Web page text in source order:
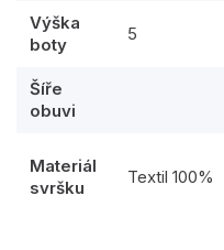
Výška
boty
5
Šíře
obuvi
Materiál
svršku
Textil 100%